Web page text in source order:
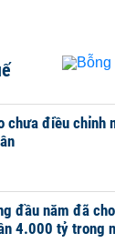
chưa điều chỉnh
đầu năm đã
4.000 tỷ trong